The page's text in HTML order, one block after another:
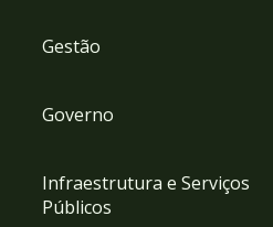
Gestão
Governo
Infraestrutura e Serviços
Públicos